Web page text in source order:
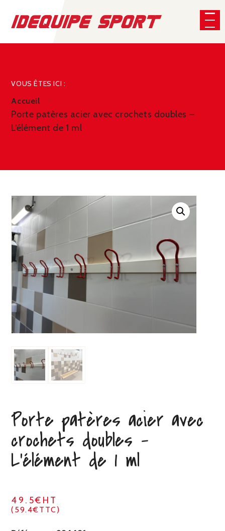
VOUS ÊTES ICI :
Accueil
Porte patères acier avec crochets doubles –
L‘élément de 1 ml
Porte patères acier avec
crochets doubles –
L‘élément de 1 ml
49.5€HT
(59.4€TTC)